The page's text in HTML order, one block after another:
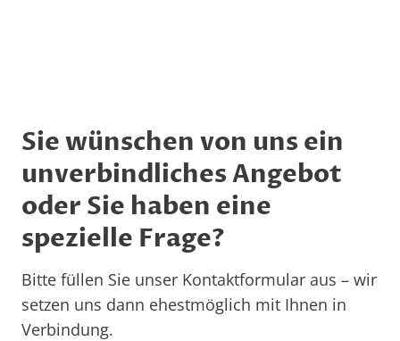
Sie wünschen von uns ein
unverbindliches Angebot
oder Sie haben eine
spezielle Frage?
Bitte füllen Sie unser Kontaktformular aus – wir
setzen uns dann ehestmöglich mit Ihnen in
Verbindung.